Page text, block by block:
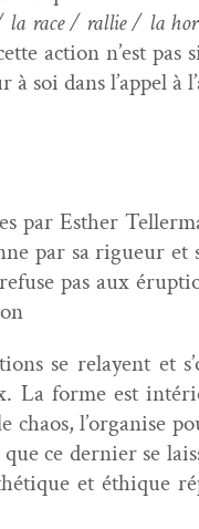
race / ral­lie / la
action n’est
soi dans l’appel à
par Esther
par sa rigueur et
pas aux
se relayent et
La forme est
chaos, l’or­gan­ise
que ce dernier se
et éthique